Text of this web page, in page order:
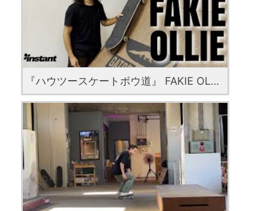
『ハウツースケートボウ道』 FAKIE OLLIE by Tatsuma Masuda